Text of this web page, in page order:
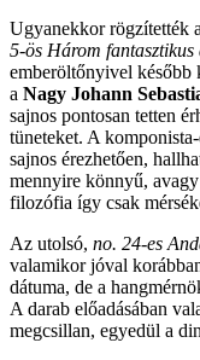
Ugyanekkor rögzítették
5-ös Három fantasztikus
emberöltőnyivel később
a Nagy Johann
sajnos pontosan tetten
tüneteket. A
sajnos érezhetően,
mennyire könnyű,
filozófia így csak
Az utolsó, no. 24-es
valamikor jóval
dátuma, de a
A darab előadásában
megcsillan, egyedül a